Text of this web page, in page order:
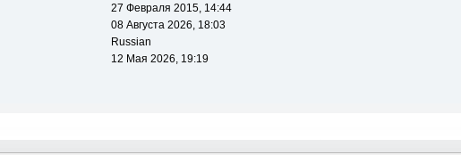
27 Февраля 2015, 14:44
08 Августа 2026, 18:03
Russian
12 Мая 2026, 19:19